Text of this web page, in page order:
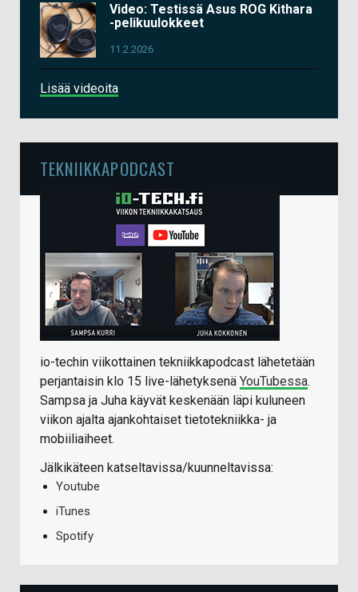
Video: Testissä Asus ROG Kithara
-pelikuulokkeet
11.2.2026
Lisää videoita
TEKNIIKKAPODCAST
io-techin viikottainen tekniikkapodcast lähetetään
perjantaisin klo 15 live-lähetyksenä YouTubessa.
Sampsa ja Juha käyvät keskenään läpi kuluneen
viikon ajalta ajankohtaiset tietotekniikka- ja
mobiiliaiheet.
Jälkikäteen katseltavissa/kuunneltavissa:
Youtube
iTunes
Spotify